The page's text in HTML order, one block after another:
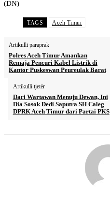
(DN)
TAGS Aceh Timur
Artikulli paraprak
Polres Aceh Timur Amankan
Remaja Pencuri Kabel Listrik di
Kantor Puskeswan Peureulak Barat
Artikulli tjetër
Dari Wartawan Menuju Dewan, Ini
Dia Sosok Dedi Saputra SH Caleg
DPRK Aceh Timur dari Partai PKS